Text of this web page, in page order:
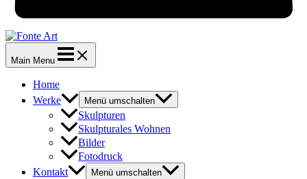
Main Menu
Home
Werke
Menü umschalten
Skulpturen
Skulpturales Wohnen
Bilder
Fotodruck
Kontakt
Menü umschalten